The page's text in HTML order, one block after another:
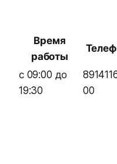
Время
работы
с 09:00 до
19:30
00